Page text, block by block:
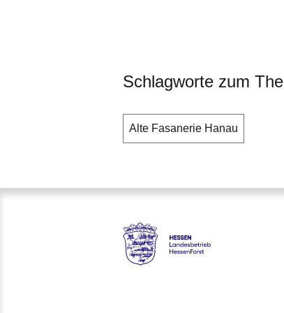
Schlagworte zum
Alte Fasanerie Hanau
Hessen - Landesbetrieb